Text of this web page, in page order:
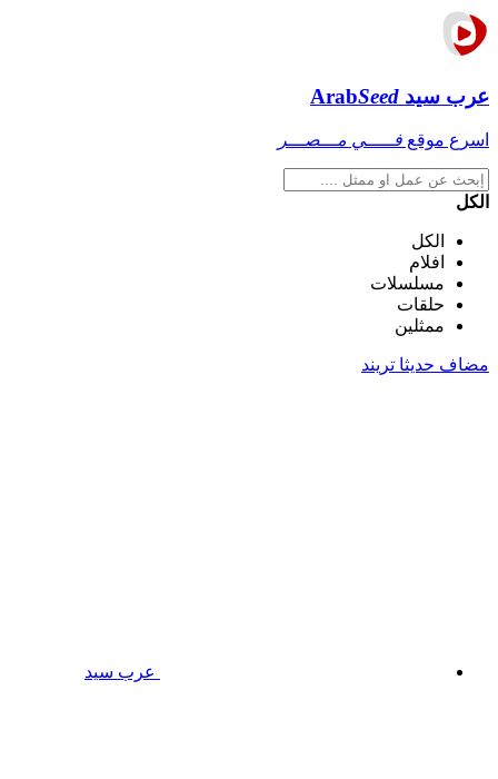
عرب سيد ArabSeed
اسرع موقع فـــــي مـــصـــر
الكل
الكل
افلام
مسلسلات
حلقات
ممثلين
مضاف حديثا تريند
عرب سيد